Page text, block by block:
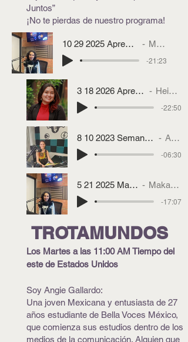
Juntos”
¡No te pierdas de nuestro programa!
10 29 2025 Aprendiendo Juntos Makayla Perez
Makayla Perez
-21:23
3 18 2026 Aprendiendo Juntos Heishley
Heishley Acevedo
-22:50
8 10 2023 Semana Binacional de Educacion
Artist Name
-06:30
5 21 2025 Makayla Perez
Makayla Perez
-17:07
TROTAMUNDOS
Los Martes a las 11:00 AM Tiempo del
este de Estados Unidos
Soy Angie Gallardo:
Una joven Mexicana y entusiasta de 27
años estudiante de Bella Voces México,
que comienza sus estudios dentro de los
medios de la comunicación. Alguien que